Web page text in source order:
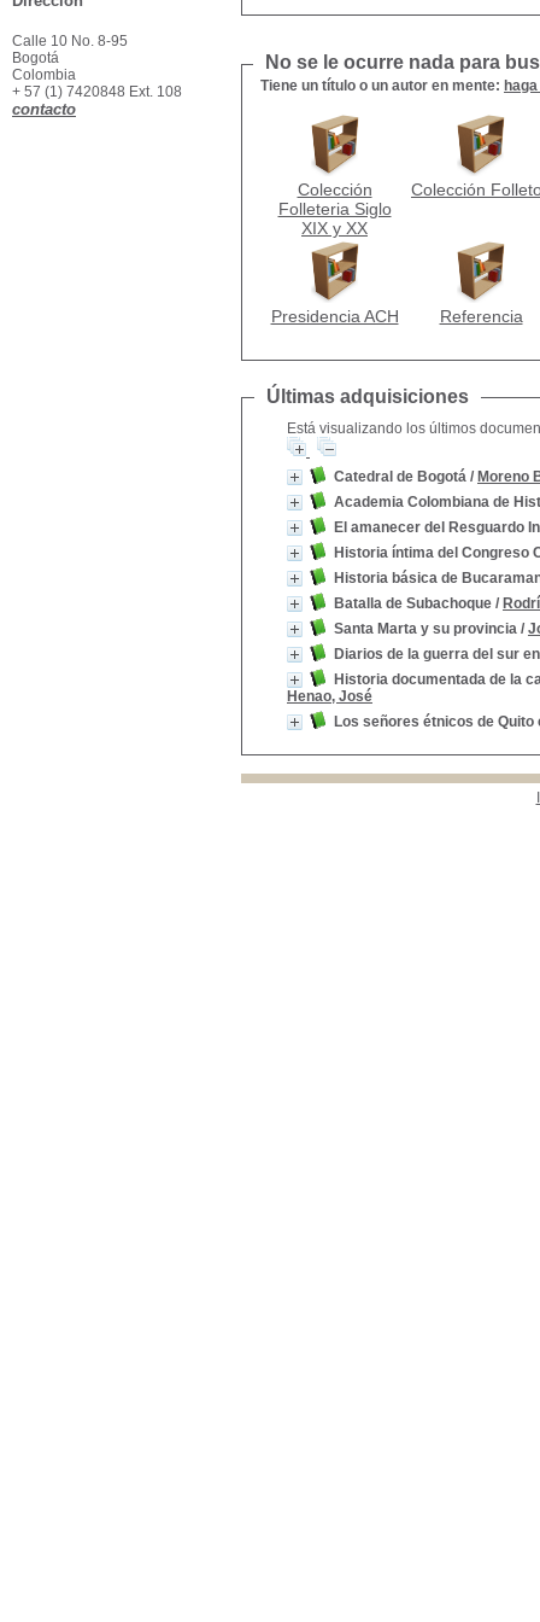
No se le ocurre nada para
Tiene un título o un autor en mente:
Colección
Folleteria Siglo
XIX y XX
Colección
Presidencia ACH Referencia
Últimas adquisiciones
Está visualizando los últimos
Catedral de Bogotá / Moreno
Academia Colombiana de
El amanecer del Resguardo
Historia íntima del Congreso
Historia básica de
Batalla de Subachoque /
Santa Marta y su provincia /
Diarios de la guerra del sur
Historia documentada de la
Henao, José
Los señores étnicos de
Calle 10 No. 8-95
Bogotá
Colombia
+ 57 (1) 7420848 Ext. 108
contacto